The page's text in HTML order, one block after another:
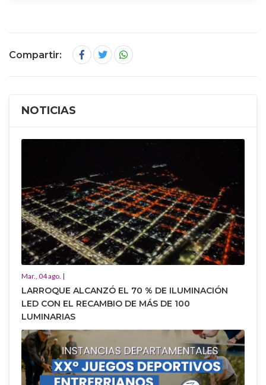
Compartir:
NOTICIAS
Mar., 04 ago. |
LARROQUE ALCANZÓ EL 70 % DE ILUMINACIÓN
LED CON EL RECAMBIO DE MÁS DE 100
LUMINARIAS